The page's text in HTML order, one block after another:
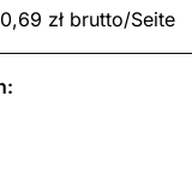
zł brutto/Seite